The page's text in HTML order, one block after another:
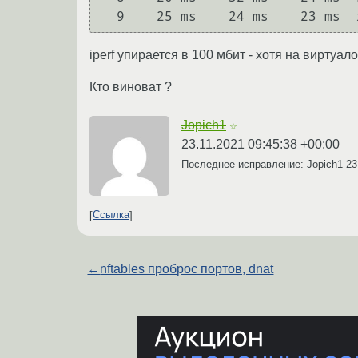
iperf упирается в 100 мбит - хотя на
Кто виноват ?
Jopich1 ☆
23.11.2021 09:45:38 +00:00
Последнее исправление: Jopich1
Ссылка
← nftables проброс портов, dnat